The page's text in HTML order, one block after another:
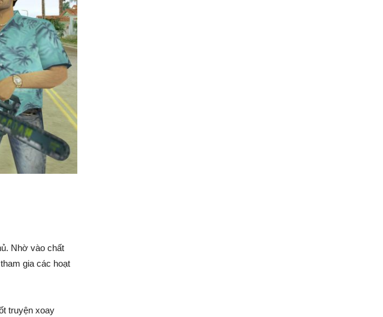
Nhờ vào chất
gia các hoạt
truyện xoay